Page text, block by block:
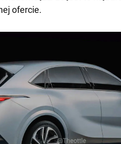
ofercie.